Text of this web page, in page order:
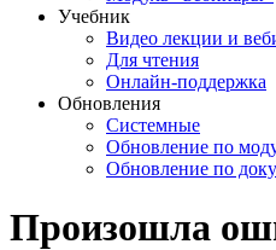
Учебник
Видео лекции и
Для чтения
Онлайн-поддержка
Обновления
Системные
Обновление по
Обновление по
Произошла